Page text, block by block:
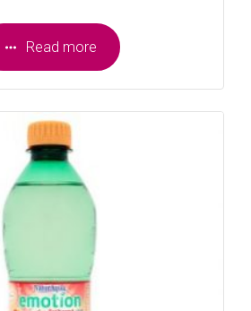
Read more